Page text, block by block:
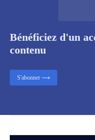
Bénéficiez d'un
contenu
S'abonner ⟶